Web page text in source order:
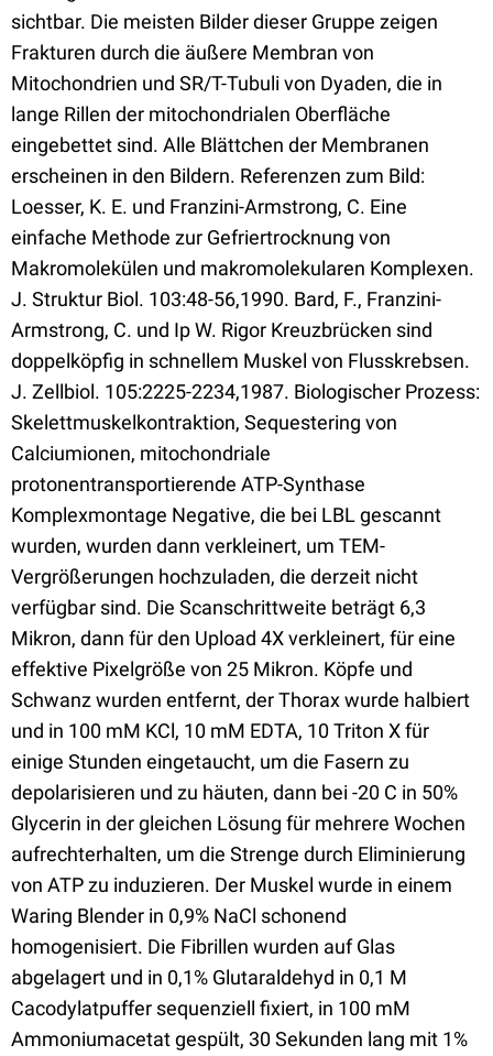
sichtbar. Die meisten Bilder dieser Gruppe zeigen
Frakturen durch die äußere Membran von
Mitochondrien und SR/T-Tubuli von Dyaden, die in
lange Rillen der mitochondrialen Oberfläche
eingebettet sind. Alle Blättchen der Membranen
erscheinen in den Bildern. Referenzen zum Bild:
Loesser, K. E. und Franzini-Armstrong, C. Eine
einfache Methode zur Gefriertrocknung von
Makromolekülen und makromolekularen Komplexen.
J. Struktur Biol. 103:48-56,1990. Bard, F., Franzini-
Armstrong, C. und Ip W. Rigor Kreuzbrücken sind
doppelköpfig in schnellem Muskel von Flusskrebsen.
J. Zellbiol. 105:2225-2234,1987. Biologischer Prozess:
Skelettmuskelkontraktion, Sequestering von
Calciumionen, mitochondriale
protonentransportierende ATP-Synthase
Komplexmontage Negative, die bei LBL gescannt
wurden, wurden dann verkleinert, um TEM-
Vergrößerungen hochzuladen, die derzeit nicht
verfügbar sind. Die Scanschrittweite beträgt 6,3
Mikron, dann für den Upload 4X verkleinert, für eine
effektive Pixelgröße von 25 Mikron. Köpfe und
Schwanz wurden entfernt, der Thorax wurde halbiert
und in 100 mM KCl, 10 mM EDTA, 10 Triton X für
einige Stunden eingetaucht, um die Fasern zu
depolarisieren und zu häuten, dann bei -20 C in 50%
Glycerin in der gleichen Lösung für mehrere Wochen
aufrechterhalten, um die Strenge durch Eliminierung
von ATP zu induzieren. Der Muskel wurde in einem
Waring Blender in 0,9% NaCl schonend
homogenisiert. Die Fibrillen wurden auf Glas
abgelagert und in 0,1% Glutaraldehyd in 0,1 M
Cacodylatpuffer sequenziell fixiert, in 100 mM
Ammoniumacetat gespült, 30 Sekunden lang mit 1%